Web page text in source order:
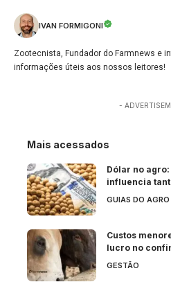
IVAN FORMIGONI
Zootecnista, Fundador do Farmnews e
informações úteis aos nossos leitores!
-
Mais acessados
Dólar no
influencia
GUIAS DO AGRO
Custos
lucro no
GESTÃO